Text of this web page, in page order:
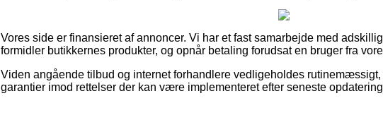
Vores side er finansieret af annoncer. Vi har et fast samarbejde med
formidler butikkernes produkter, og opnår betaling forudsat en bruger fra
Viden angående tilbud og internet forhandlere vedligeholdes
garantier imod rettelser der kan være implementeret efter seneste